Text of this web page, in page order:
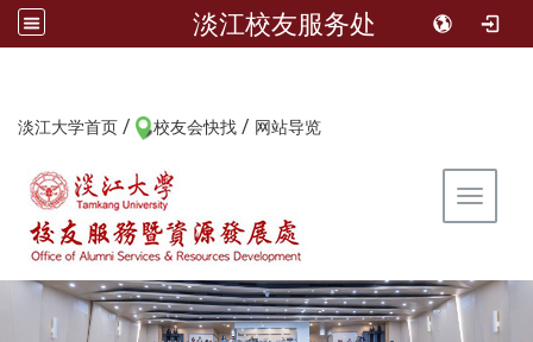
淡江校友服务处
淡江大学首页 / 校友会快找 / 网站导览
Toggle